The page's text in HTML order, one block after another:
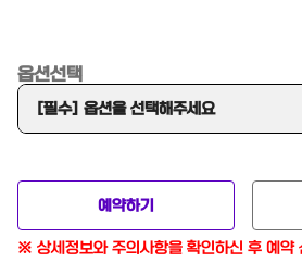
옵션선택
[필수] 옵션을 선택해주세요
예약하기
※ 상세정보와 주의사항을 확인하신 후 예약